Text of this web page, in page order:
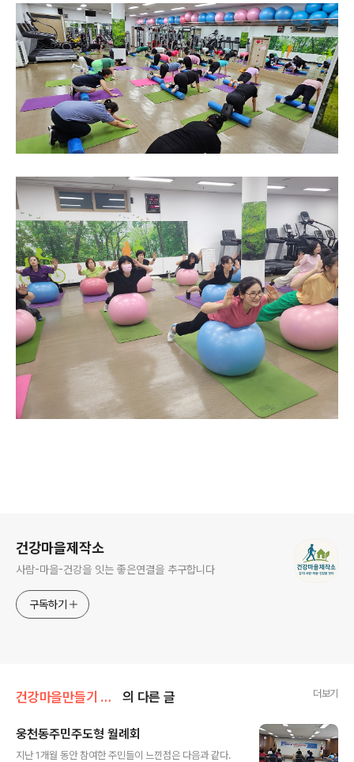
건강마을제작소
사람-마을-건강을 잇는 좋은연결을 추구합니다
구독하기
건강마을만들기 사업/주민건강증진 프로그램운영 의 다른 글 더보기
웅천동주민주도형 월례회
지난 1개월 동안 참여한 주민들이 느낀점은 다음과 같다.